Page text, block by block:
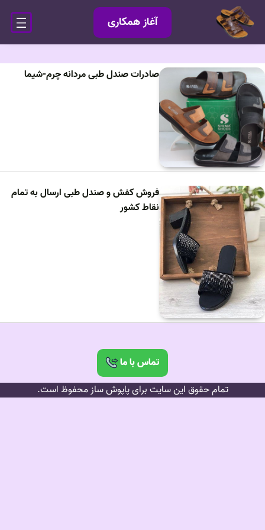
آغاز همکاری
صادرات صندل طبی مردانه چرم-شیما
فروش کفش و صندل طبی ارسال به تمام
نقاط کشور
تماس با ما
تمام حقوق این سایت برای پاپوش ساز محفوظ است.